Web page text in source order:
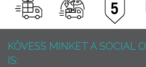
KÖVESS MINKET A SOCIAL
IS: